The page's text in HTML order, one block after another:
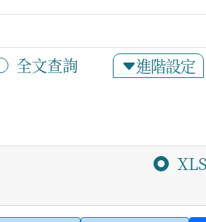
全文查詢 進階設定
XLS